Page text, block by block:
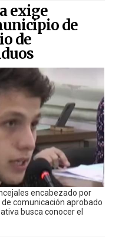
exige
de
de
encabezado por
de comunicación aprobado
busca conocer el